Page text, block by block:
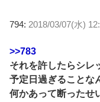
794: 2018/03/07(水)
>>783
それを許したらシレ
予定日過ぎることな
何かあって断ったせ